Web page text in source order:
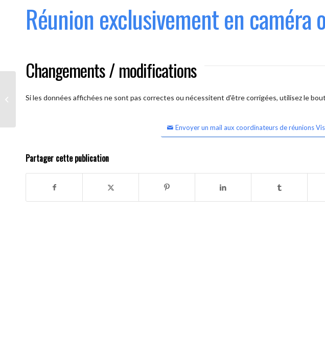
Réunion exclusivement en caméra
Changements / modifications
Si les données affichées ne sont pas correctes ou nécessitent d'être corrigées, utilisez le
Envoyer un mail aux coordinateurs de réunions
Partager cette publication
Les AAmis. (
caméra ouverte